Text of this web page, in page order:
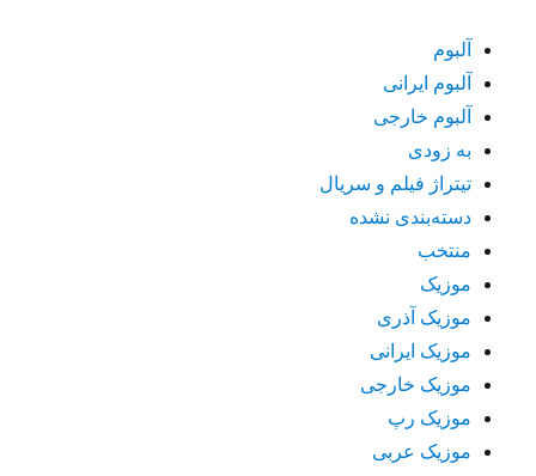
آلبوم
آلبوم ایرانی
آلبوم خارجی
به زودی
تیتراژ فیلم و سریال
دسته‌بندی نشده
منتخب
موزیک
موزیک آذری
موزیک ایرانی
موزیک خارجی
موزیک رپ
موزیک عربی